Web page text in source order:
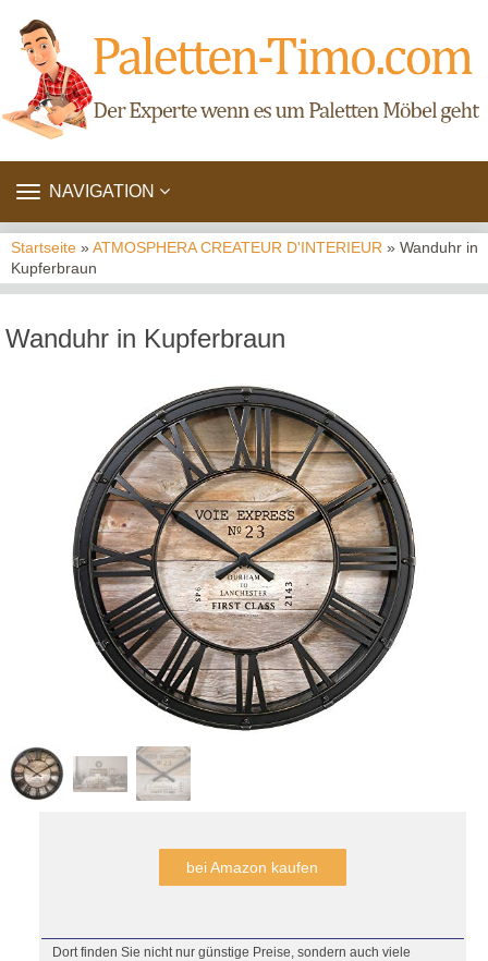
TOGGLE
NAVIGATION
Startseite » ATMOSPHERA CREATEUR D'INTERIEUR » Wanduhr in
Kupferbraun
Wanduhr in Kupferbraun
bei Amazon kaufen
Dort finden Sie nicht nur günstige Preise, sondern auch viele